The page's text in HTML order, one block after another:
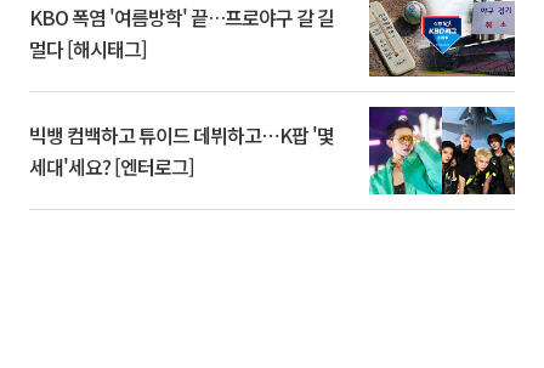
KBO 폭염 '여름방학' 끝…프로야구 갈 길
멀다 [해시태그]
빅뱅 컴백하고 튜이드 데뷔하고⋯K팝 '몇
세대'세요? [엔터로그]